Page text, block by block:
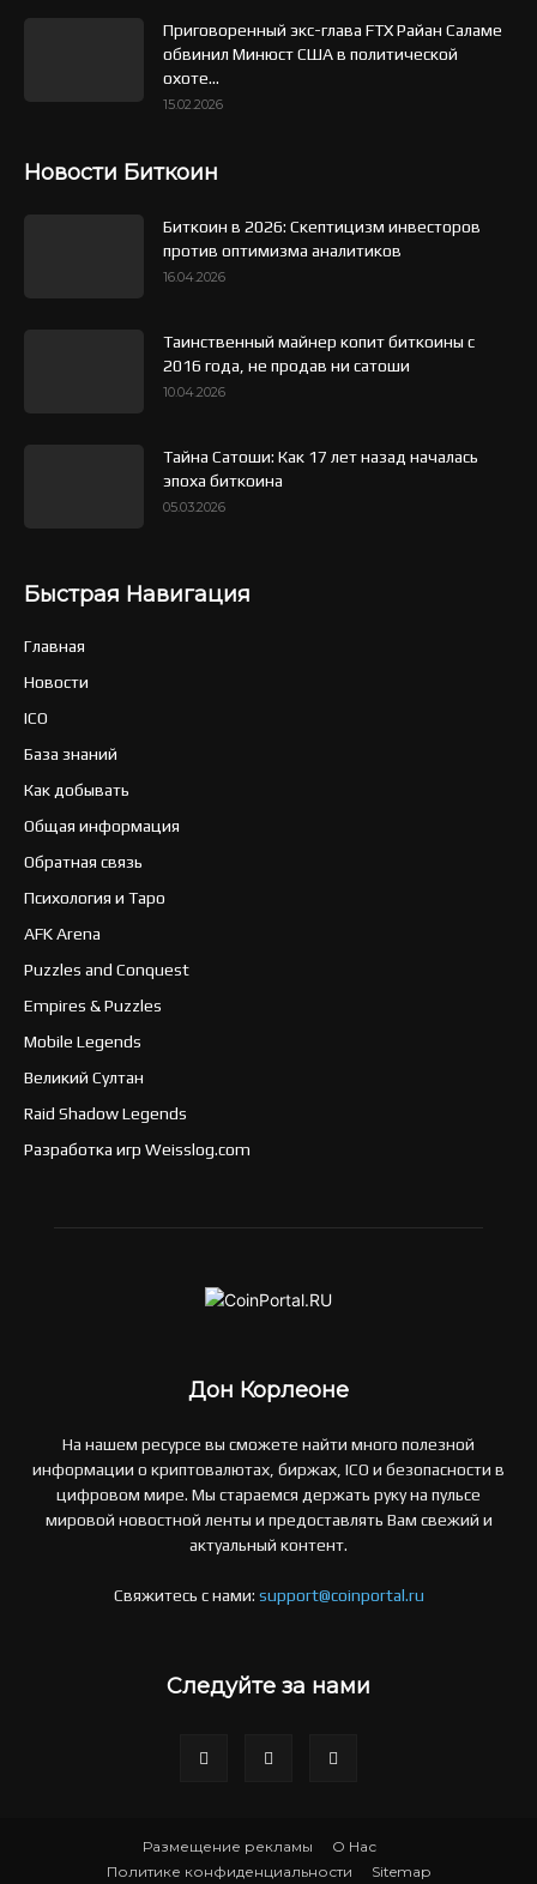
Приговоренный экс-глава FTX Райан Саламе
обвинил Минюст США в политической
охоте...
15.02.2026
Новости Биткоин
Биткоин в 2026: Скептицизм инвесторов
против оптимизма аналитиков
16.04.2026
Таинственный майнер копит биткоины с
2016 года, не продав ни сатоши
10.04.2026
Тайна Сатоши: Как 17 лет назад началась
эпоха биткоина
05.03.2026
Быстрая Навигация
Главная
Новости
ICO
База знаний
Как добывать
Общая информация
Обратная связь
Психология и Таро
AFK Arena
Puzzles and Conquest
Empires & Puzzles
Mobile Legends
Великий Султан
Raid Shadow Legends
Разработка игр Weisslog.com
Дон Корлеоне
На нашем ресурсе вы сможете найти много полезной
информации о криптовалютах, биржах, ICO и безопасности в
цифровом мире. Мы стараемся держать руку на пульсе
мировой новостной ленты и предоставлять Вам свежий и
актуальный контент.
Свяжитесь с нами: support@coinportal.ru
Следуйте за нами
Размещение рекламы
О Нас
Политике конфиденциальности
Sitemap